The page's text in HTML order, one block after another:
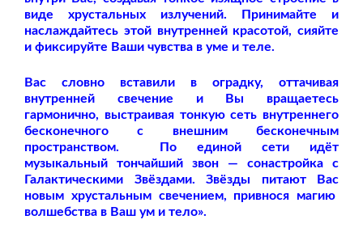
виде хрустальных излучений. Принимайте и
наслаждайтесь этой внутренней красотой, сияйте
и фиксируйте Ваши чувства в уме и теле.
Вас словно вставили в оградку, оттачивая
внутренней свечение и Вы вращаетесь
гармонично, выстраивая тонкую сеть внутреннего
бесконечного с внешним бесконечным
пространством.
По единой сети идёт
музыкальный тончайший звон — сонастройка с
Галактическими Звёздами. Звёзды питают Вас
новым хрустальным свечением, привнося магию
волшебства в Ваш ум и тело».